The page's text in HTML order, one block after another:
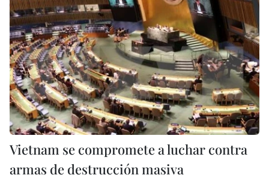
Vietnam se compromete a luchar contra
armas de destrucción masiva